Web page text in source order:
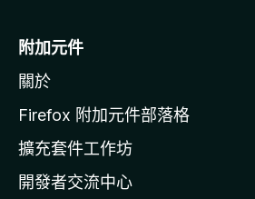
o
i
l
a
官
附加元件
關於
Firefox 附加元件部落格
擴充套件工作坊
開發者交流中心